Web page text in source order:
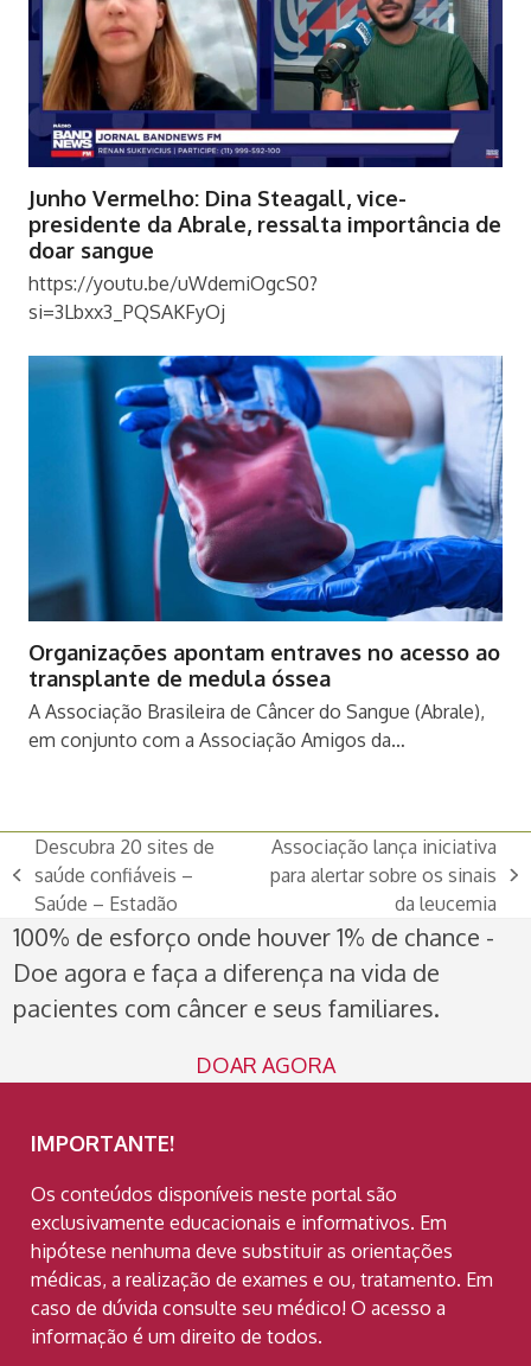
Junho Vermelho: Dina Steagall, vice-
presidente da Abrale, ressalta importância de
doar sangue
https://youtu.be/uWdemiOgcS0?
si=3Lbxx3_PQSAKFyOj
Organizações apontam entraves no acesso ao
transplante de medula óssea
A Associação Brasileira de Câncer do Sangue (Abrale),
em conjunto com a Associação Amigos da…
previous
post:
Descubra 20 sites de
saúde confiáveis –
Saúde – Estadão
next
Associação lança iniciativa
para alertar sobre os sinais
da leucemia
100% de esforço onde houver 1% de chance -
Doe agora e faça a diferença na vida de
pacientes com câncer e seus familiares.
DOAR AGORA
IMPORTANTE!
Os conteúdos disponíveis neste portal são
exclusivamente educacionais e informativos. Em
hipótese nenhuma deve substituir as orientações
médicas, a realização de exames e ou, tratamento. Em
caso de dúvida consulte seu médico! O acesso a
informação é um direito de todos.